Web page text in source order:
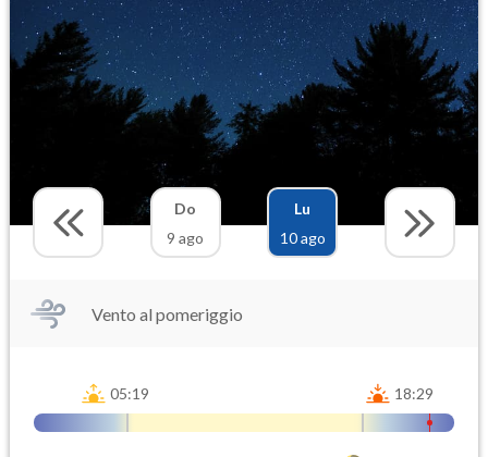
Do
9 ago
Lu
10 ago
Vento al pomeriggio
05:19 18:29